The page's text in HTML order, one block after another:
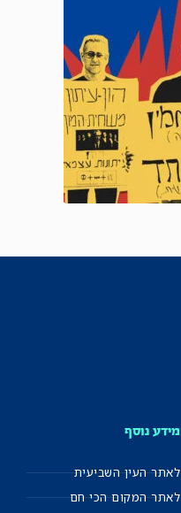
מידע נוסף
לאתר העין השביעית
לאתר המקום הכי חם